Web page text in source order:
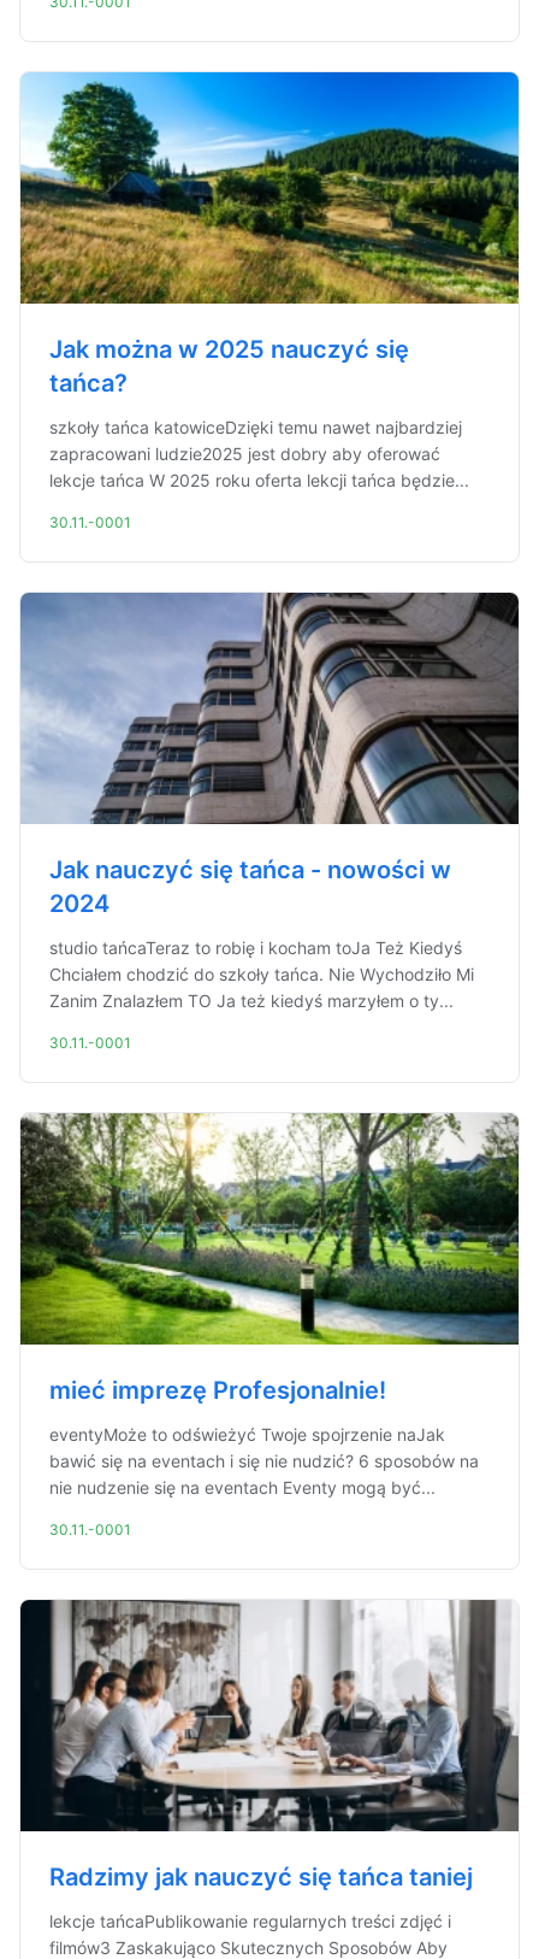
Jak można w 2025 nauczyć się
tańca?
szkoły tańca katowiceDzięki temu nawet najbardziej
zapracowani ludzie2025 jest dobry aby oferować
lekcje tańca W 2025 roku oferta lekcji tańca będzie...
30.11.-0001
Jak nauczyć się tańca - nowości w
2024
studio tańcaTeraz to robię i kocham toJa Też Kiedyś
Chciałem chodzić do szkoły tańca. Nie Wychodziło Mi
Zanim Znalazłem TO Ja też kiedyś marzyłem o ty...
30.11.-0001
mieć imprezę Profesjonalnie!
eventyMoże to odświeżyć Twoje spojrzenie naJak
bawić się na eventach i się nie nudzić? 6 sposobów na
nie nudzenie się na eventach Eventy mogą być...
30.11.-0001
Radzimy jak nauczyć się tańca taniej
lekcje tańcaPublikowanie regularnych treści zdjęć i
filmów3 Zaskakująco Skutecznych Sposobów Aby